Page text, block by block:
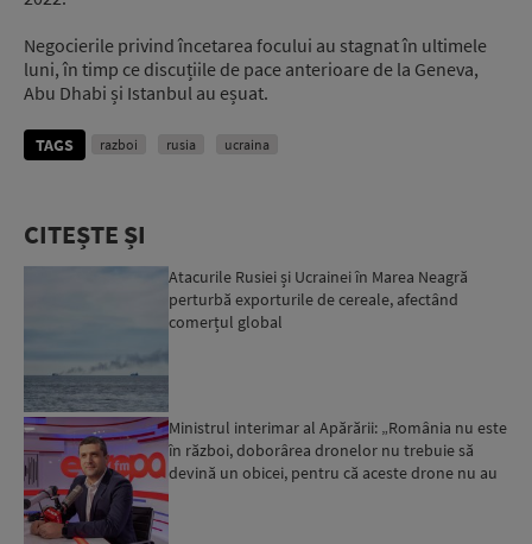
Negocierile privind încetarea focului au stagnat în ultimele
luni, în timp ce discuțiile de pace anterioare de la Geneva,
Abu Dhabi și Istanbul au eșuat.
TAGS razboi rusia ucraina
CITEȘTE ȘI
Atacurile Rusiei și Ucrainei în Marea Neagră
perturbă exporturile de cereale, afectând
comerțul global
Ministrul interimar al Apărării: „România nu este
în război, doborârea dronelor nu trebuie să
devină un obicei, pentru că aceste drone nu au